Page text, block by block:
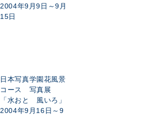
2004年9月9日～9月
15日
日本写真学園花風景
コース 写真展
「水おと 風いろ」
2004年9月16日～9